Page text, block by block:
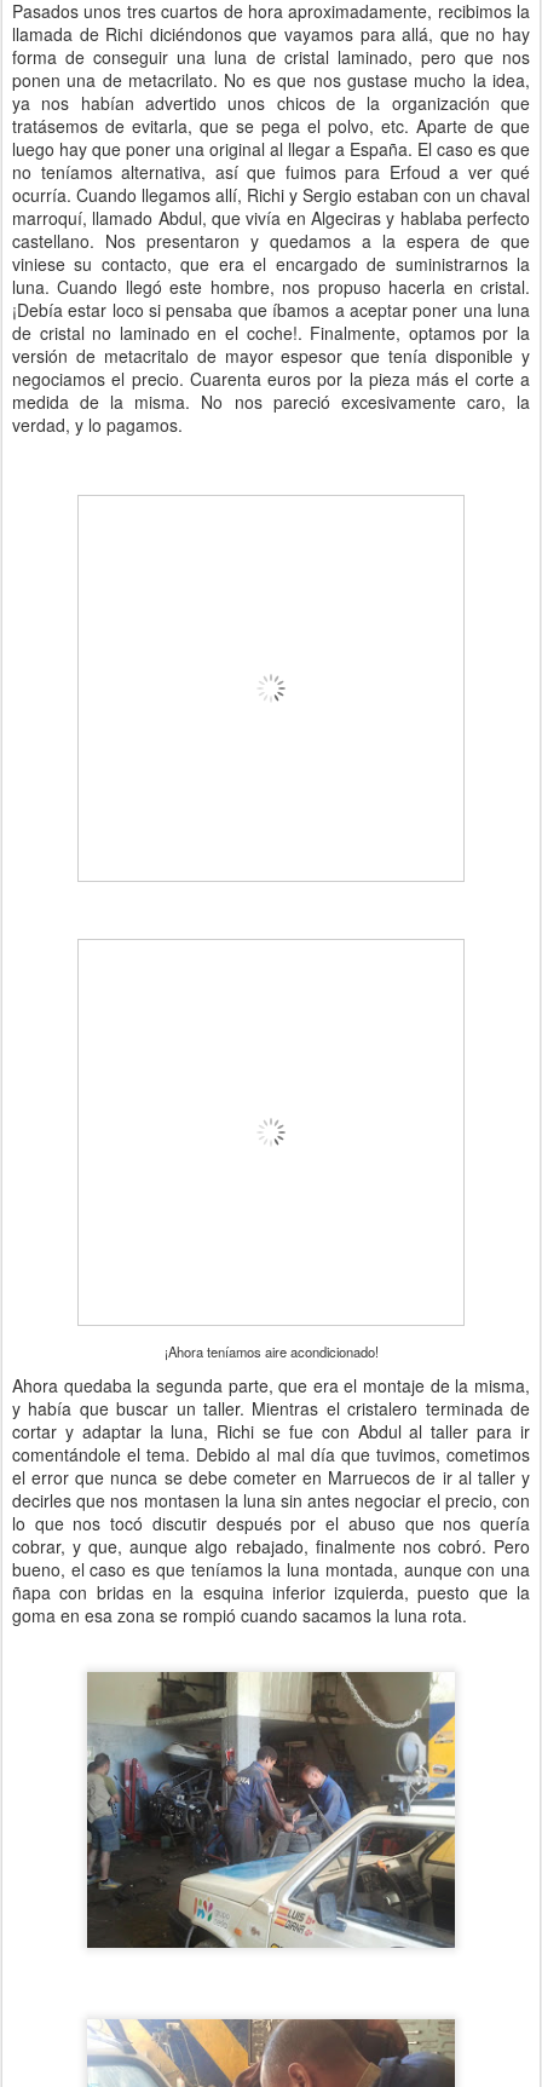
Pasados unos tres cuartos de hora aproximadamente, recibimos la
llamada de Richi diciéndonos que vayamos para allá, que no hay
forma de conseguir una luna de cristal laminado, pero que nos
ponen una de metacrilato. No es que nos gustase mucho la idea,
ya nos habían advertido unos chicos de la organización que
tratásemos de evitarla, que se pega el polvo, etc. Aparte de que
luego hay que poner una original al llegar a España. El caso es que
no teníamos alternativa, así que fuimos para Erfoud a ver qué
ocurría. Cuando llegamos allí, Richi y Sergio estaban con un chaval
marroquí, llamado Abdul, que vivía en Algeciras y hablaba perfecto
castellano. Nos presentaron y quedamos a la espera de que
viniese su contacto, que era el encargado de suministrarnos la
luna. Cuando llegó este hombre, nos propuso hacerla en cristal.
¡Debía estar loco si pensaba que íbamos a aceptar poner una luna
de cristal no laminado en el coche!. Finalmente, optamos por la
versión de metacritalo de mayor espesor que tenía disponible y
negociamos el precio. Cuarenta euros por la pieza más el corte a
medida de la misma. No nos pareció excesivamente caro, la
verdad, y lo pagamos.
¡Ahora teníamos aire acondicionado!
Ahora quedaba la segunda parte, que era el montaje de la misma,
y había que buscar un taller. Mientras el cristalero terminada de
cortar y adaptar la luna, Richi se fue con Abdul al taller para ir
comentándole el tema. Debido al mal día que tuvimos, cometimos
el error que nunca se debe cometer en Marruecos de ir al taller y
decirles que nos montasen la luna sin antes negociar el precio, con
lo que nos tocó discutir después por el abuso que nos quería
cobrar, y que, aunque algo rebajado, finalmente nos cobró. Pero
bueno, el caso es que teníamos la luna montada, aunque con una
ñapa con bridas en la esquina inferior izquierda, puesto que la
goma en esa zona se rompió cuando sacamos la luna rota.